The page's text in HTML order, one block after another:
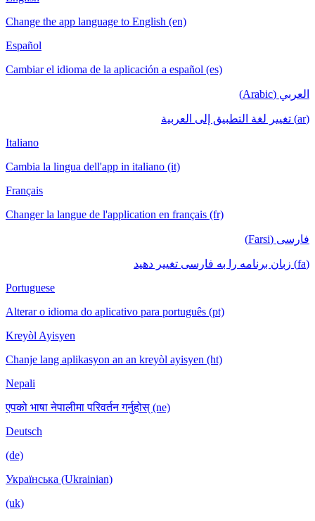
Change the app language to English (en)
Español
Cambiar el idioma de la aplicación a español (es)
العربي (Arabic)
(ar) تغيير لغة التطبيق إلى العربية
Italiano
Cambia la lingua dell'app in italiano (it)
Français
Changer la langue de l'application en français (fr)
فارسی (Farsi)
(fa) زبان برنامه را به فارسی تغییر دهید
Portuguese
Alterar o idioma do aplicativo para português (pt)
Kreyòl Ayisyen
Chanje lang aplikasyon an an kreyòl ayisyen (ht)
Nepali
एपको भाषा नेपालीमा परिवर्तन गर्नुहोस् (ne)
Deutsch
(de)
Українська (Ukrainian)
(uk)